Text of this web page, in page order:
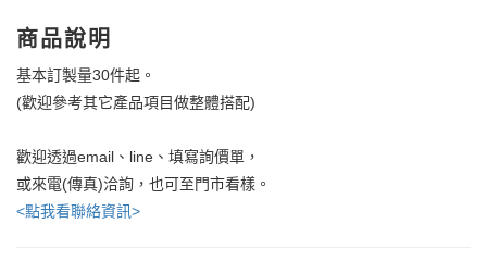
商品說明
基本訂製量30件起。
(歡迎參考其它產品項目做整體搭配)
歡迎透過email、line、填寫詢價單，
或來電(傳真)洽詢，也可至門市看樣。
<點我看聯絡資訊>